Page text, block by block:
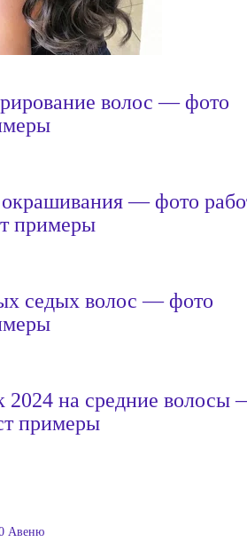
волос — фото
— фото
примеры
седых волос — фото
2024 на средние волосы
примеры
Авеню